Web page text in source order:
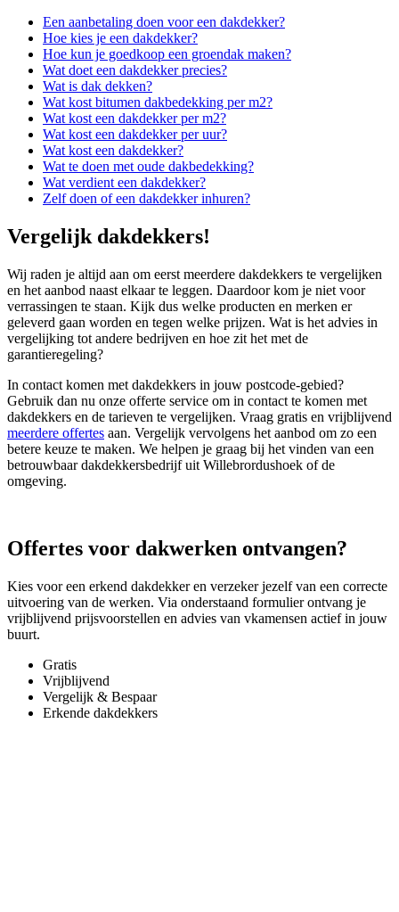
Een aanbetaling doen voor een dakdekker?
Hoe kies je een dakdekker?
Hoe kun je goedkoop een groendak maken?
Wat doet een dakdekker precies?
Wat is dak dekken?
Wat kost bitumen dakbedekking per m2?
Wat kost een dakdekker per m2?
Wat kost een dakdekker per uur?
Wat kost een dakdekker?
Wat te doen met oude dakbedekking?
Wat verdient een dakdekker?
Zelf doen of een dakdekker inhuren?
Vergelijk dakdekkers!
Wij raden je altijd aan om eerst meerdere dakdekkers te vergelijken
en het aanbod naast elkaar te leggen. Daardoor kom je niet voor
verrassingen te staan. Kijk dus welke producten en merken er
geleverd gaan worden en tegen welke prijzen. Wat is het advies in
vergelijking tot andere bedrijven en hoe zit het met de
garantieregeling?
In contact komen met dakdekkers in jouw postcode-gebied?
Gebruik dan nu onze offerte service om in contact te komen met
dakdekkers en de tarieven te vergelijken. Vraag gratis en vrijblijvend
meerdere offertes aan. Vergelijk vervolgens het aanbod om zo een
betere keuze te maken. We helpen je graag bij het vinden van een
betrouwbaar dakdekkersbedrijf uit Willebrordushoek of de
omgeving.
Offertes voor dakwerken ontvangen?
Kies voor een erkend dakdekker en verzeker jezelf van een correcte
uitvoering van de werken. Via onderstaand formulier ontvang je
vrijblijvend prijsvoorstellen en advies van vkamensen actief in jouw
buurt.
Gratis
Vrijblijvend
Vergelijk & Bespaar
Erkende dakdekkers